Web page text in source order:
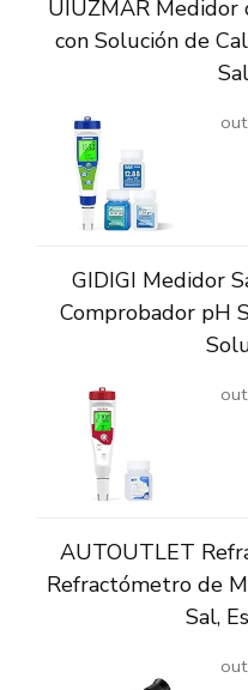
UIUZMAR Medidor
con Solución de
GIDIGI Medidor
Comprobador pH
AUTOUTLET
Refractómetro de
Sal,